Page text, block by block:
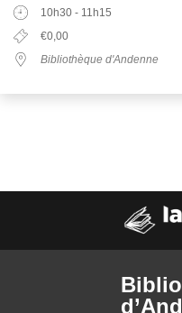
10h30 - 11h15
€0,00
Bibliothèque d'Andenne